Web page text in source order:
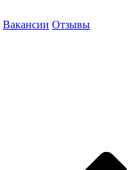
Вакансии Отзывы